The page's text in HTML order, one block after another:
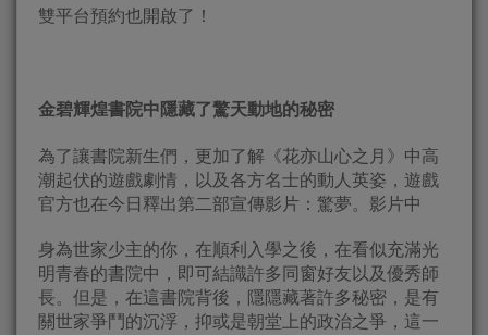
雙平台預約也開啟了！
金碧輝煌書院中隱藏了驚天動地的秘密
為了讓書院新生們，更加了解《花亦山心之月》中高
潮起伏的遊戲劇情，以及各方名士的動人英姿，遊戲
官方也在今日釋出第二部宣傳影片：驚夢。影片中
身為世家少主的你，在順利入學之後，在看似充滿光
明青春的書院中，即可結識許多同窗好友以及優秀師
長。但是，在這書院背後，隱隱藏著許多秘密，是有
關世家爭鬥的沉浮，抑或是朝堂上的政治之爭，這一